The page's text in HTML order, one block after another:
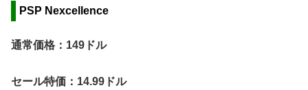
PSP Nexcellence
通常価格：149ドル
セール特価：14.99ドル